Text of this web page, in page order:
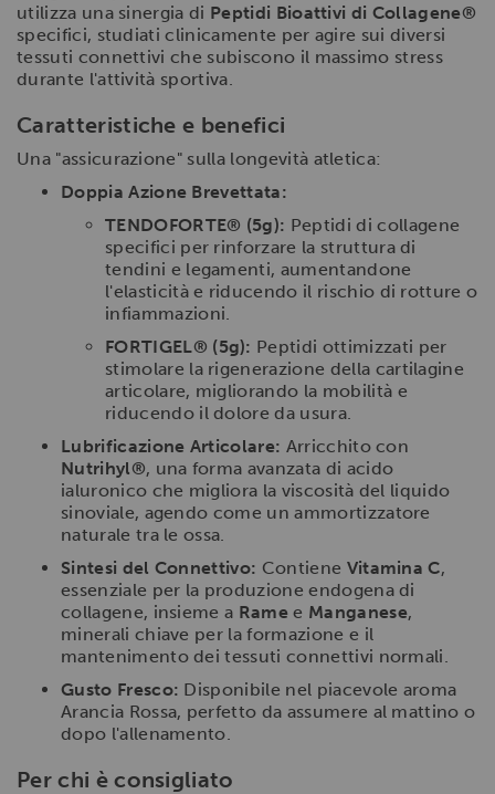
utilizza una sinergia di Peptidi Bioattivi di Collagene®
specifici, studiati clinicamente per agire sui diversi
tessuti connettivi che subiscono il massimo stress
durante l'attività sportiva.
Caratteristiche e benefici
Una "assicurazione" sulla longevità atletica:
Doppia Azione Brevettata:
TENDOFORTE® (5g): Peptidi di collagene
specifici per rinforzare la struttura di
tendini e legamenti, aumentandone
l'elasticità e riducendo il rischio di rotture o
infiammazioni.
FORTIGEL® (5g): Peptidi ottimizzati per
stimolare la rigenerazione della cartilagine
articolare, migliorando la mobilità e
riducendo il dolore da usura.
Lubrificazione Articolare: Arricchito con
Nutrihyl®, una forma avanzata di acido
ialuronico che migliora la viscosità del liquido
sinoviale, agendo come un ammortizzatore
naturale tra le ossa.
Sintesi del Connettivo: Contiene Vitamina C,
essenziale per la produzione endogena di
collagene, insieme a Rame e Manganese,
minerali chiave per la formazione e il
mantenimento dei tessuti connettivi normali.
Gusto Fresco: Disponibile nel piacevole aroma
Arancia Rossa, perfetto da assumere al mattino o
dopo l'allenamento.
Per chi è consigliato